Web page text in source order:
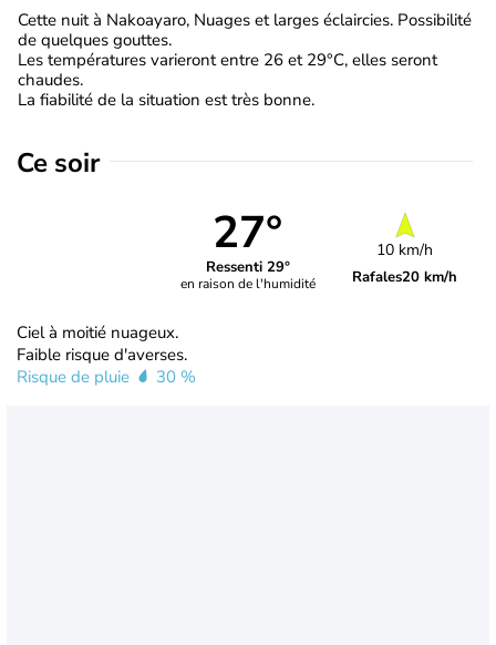
Cette nuit à Nakoayaro, Nuages et larges éclaircies. Possibilité
de quelques gouttes.
Les températures varieront entre 26 et 29°C, elles seront
chaudes.
La fiabilité de la situation est très bonne.
Ce soir
27°
Ressenti 29°
en raison de l'humidité
10 km/h
Rafales20 km/h
Ciel à moitié nuageux.
Faible risque d'averses.
Risque de pluie
30 %